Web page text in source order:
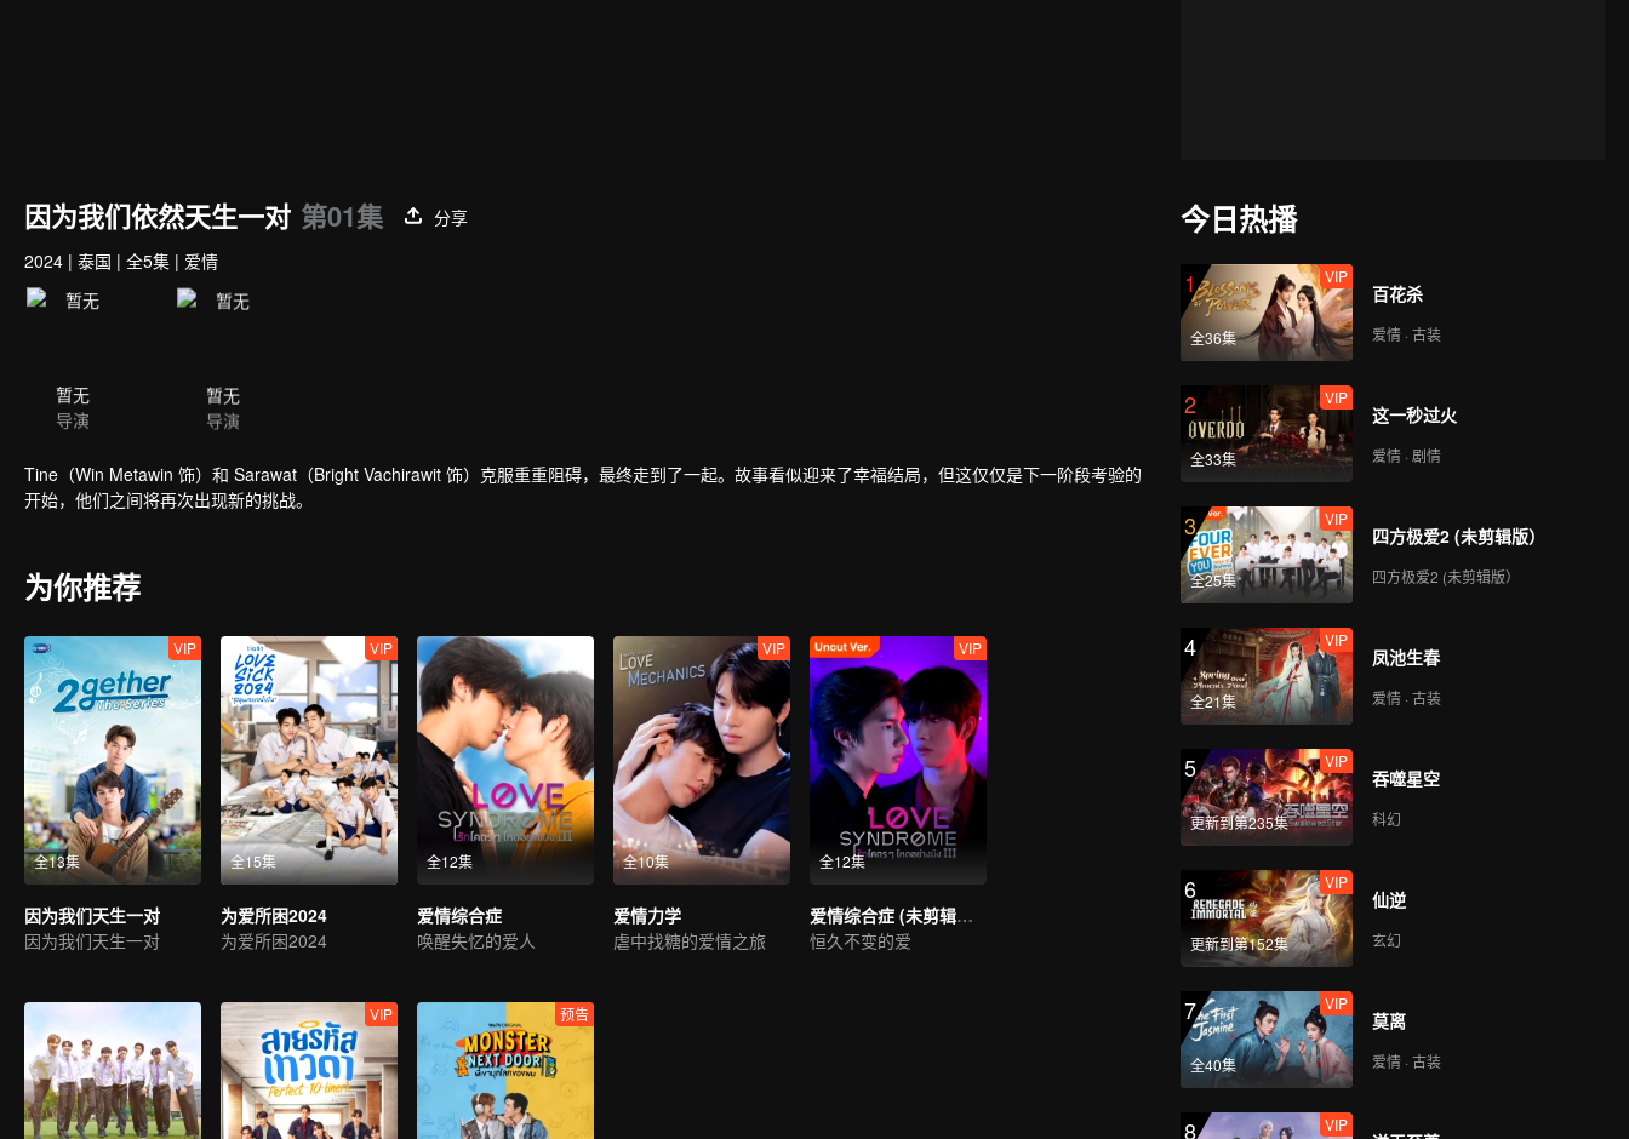
因为我们依然天生一对 第01集
分享
2024 | 泰国 | 全5集 | 爱情
暂无
导演
暂无
导演
Tine（Win Metawin 饰）和 Sarawat（Bright Vachirawit 饰）克服重重阻碍，最终走到了一起。故事看似迎来了幸福结局，但这仅仅是下一阶段考验的
开始，他们之间将再次出现新的挑战。
为你推荐
全13集
VIP
因为我们天生一对
因为我们天生一对
全15集
VIP
为爱所困2024
为爱所困2024
全12集
爱情综合症
唤醒失忆的爱人
全10集
VIP
爱情力学
虐中找糖的爱情之旅
全12集
VIP
爱情综合症 (未剪辑版）
恒久不变的爱
VIP 预告
今日热播
1
全36集
VIP
百花杀
爱情 · 古装
2
全33集
VIP
这一秒过火
爱情 · 剧情
3
全25集
VIP
四方极爱2 (未剪辑版）
四方极爱2 (未剪辑版）
4
全21集
VIP
凤池生春
爱情 · 古装
5
更新到第235集
VIP
吞噬星空
科幻
6
更新到第152集
VIP
仙逆
玄幻
7
全40集
VIP
莫离
爱情 · 古装
8 VIP